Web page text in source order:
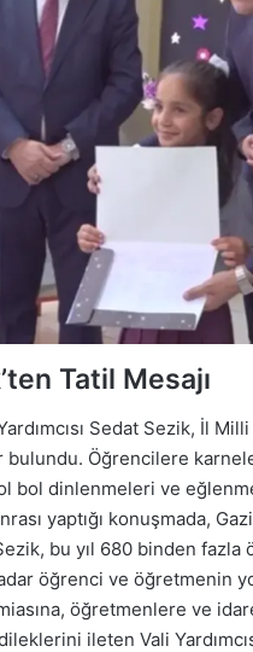
Tatil Mesajı
Sedat Sezik, İl
bulundu. Öğrencilere
bol dinlenmeleri ve
yaptığı konuşmada,
bu yıl 680 binden
öğrenci ve öğretmenin
öğretmenlere ve
ileten Vali